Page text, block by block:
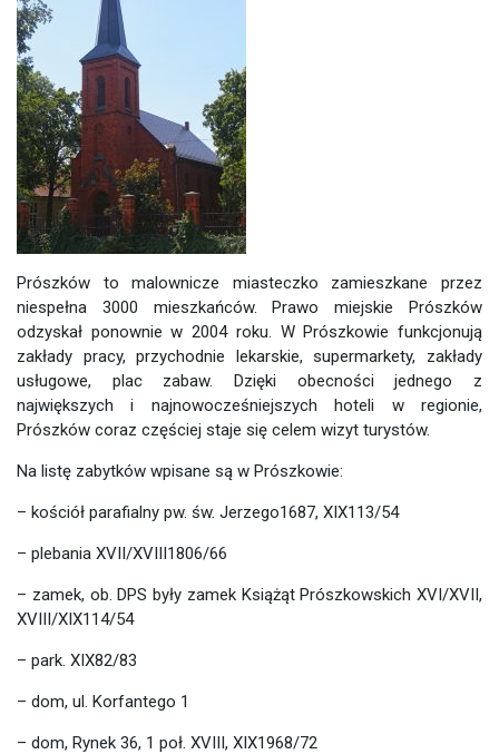
Prószków to malownicze miasteczko zamieszkane przez
niespełna 3000 mieszkańców. Prawo miejskie Prószków
odzyskał ponownie w 2004 roku. W Prószkowie funkcjonują
zakłady pracy, przychodnie lekarskie, supermarkety, zakłady
usługowe, plac zabaw. Dzięki obecności jednego z
największych i najnowocześniejszych hoteli w regionie,
Prószków coraz częściej staje się celem wizyt turystów.
Na listę zabytków wpisane są w Prószkowie:
– kościół parafialny pw. św. Jerzego1687, XIX113/54
– plebania XVII/XVIII1806/66
– zamek, ob. DPS były zamek Książąt Prószkowskich XVI/XVII,
XVIII/XIX114/54
– park. XIX82/83
– dom, ul. Korfantego 1
– dom, Rynek 36, 1 poł. XVIII, XIX1968/72